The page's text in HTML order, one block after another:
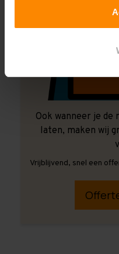
Ook wanneer je de
laten, maken wij
Vrijblijvend, snel een